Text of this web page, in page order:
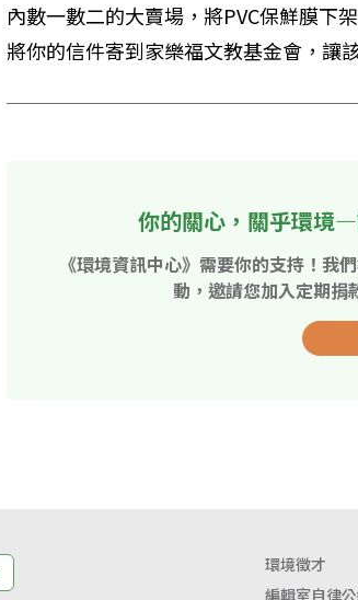
內數一數二的大賣場，將PVC保鮮膜下
將你的信件寄到家樂福文教基金會，讓
你的關心，關乎環境
《環境資訊中心》需要你的支持！我
動，邀請您加入定期捐
環境徵才
編輯室自律